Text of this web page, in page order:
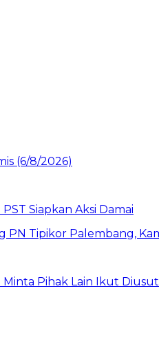
Siapkan Aksi Damai
Minta Pihak Lain Ikut Diusut